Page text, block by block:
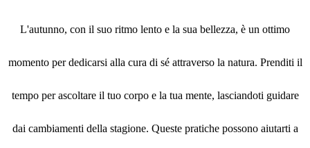
L'autunno, con il suo ritmo lento e la sua bellezza, è un ottimo
momento per dedicarsi alla cura di sé attraverso la natura. Prenditi il
tempo per ascoltare il tuo corpo e la tua mente, lasciandoti guidare
dai cambiamenti della stagione. Queste pratiche possono aiutarti a